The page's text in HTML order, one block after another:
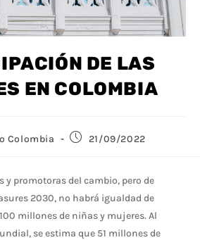
DE LAS
EN COLOMBIA
Colombia 21/09/2022
y promotoras del cambio, pero de
2030, no habrá igualdad de
millones de niñas y mujeres. Al
se estima que 51 millones de